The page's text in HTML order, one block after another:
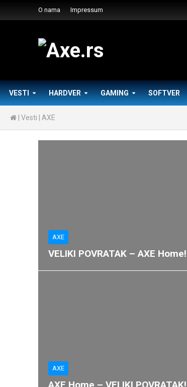
O nama Impressum
VESTI HARDVER GAMING SOFTVER
Vesti AXE
AXE
VELIKI POVRATAK – AXE Home!
AXE